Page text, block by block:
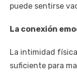
puede sentirse
La conexión
La intimidad
suficiente para